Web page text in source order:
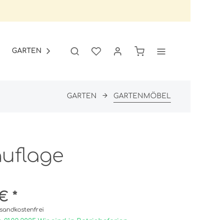
SALE

GARTEN GARTENMÖBEL
*